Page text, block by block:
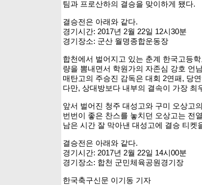
팀과 프로산하의 결승을 맞이하게 됐다.
결승전은 아래와 같다.
경기시간: 2017년 2월 22일 12시30분
경기장소: 군산 월명종합운동장
합천에서 벌어지고 있는 춘계 한국고등
량을 뽐내면서 학원가의 자존심 강호 언
매탄고의 주승진 감독은 대회 2연패, 당
다만, 상대방보다 내부의 결속이 가장
앞서 벌어진 청주 대성고와 구미 오상고
번번이 좋은 찬스를 놓치던 오상고는 전
남은 시간 잘 막아낸 대성고에 결승 티
결승전은 아래와 같다.
경기시간: 2017년 2월 22일 14시00분
경기장소: 합천 군민체육공원경기장
한국축구신문 이기동 기자